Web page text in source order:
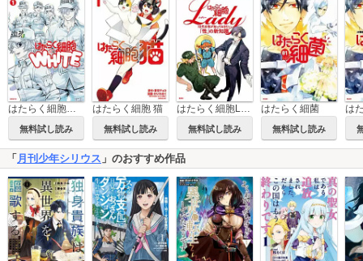
無料試し読み
はたらく細胞 猫
無料試し読み 無料試し読み
はたらく細菌
無料試し読み
「月刊少年シリウス 」のおすすめ作品